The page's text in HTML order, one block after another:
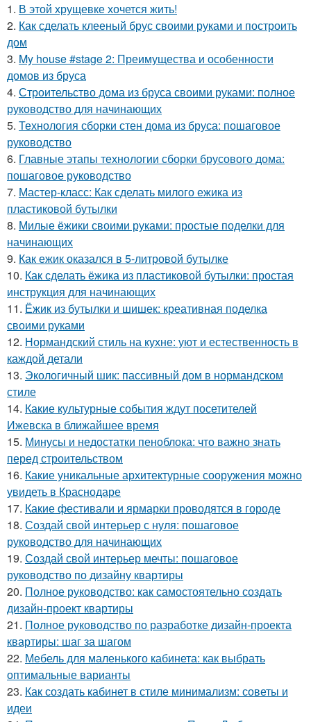
1. В этой хрущевке хочется жить!
2. Как сделать клееный брус своими руками и построить
дом
3. My house #stage 2: Преимущества и особенности
домов из бруса
4. Строительство дома из бруса своими руками: полное
руководство для начинающих
5. Технология сборки стен дома из бруса: пошаговое
руководство
6. Главные этапы технологии сборки брусового дома:
пошаговое руководство
7. Мастер-класс: Как сделать милого ежика из
пластиковой бутылки
8. Милые ёжики своими руками: простые поделки для
начинающих
9. Как ежик оказался в 5-литровой бутылке
10. Как сделать ёжика из пластиковой бутылки: простая
инструкция для начинающих
11. Ёжик из бутылки и шишек: креативная поделка
своими руками
12. Нормандский стиль на кухне: уют и естественность в
каждой детали
13. Экологичный шик: пассивный дом в нормандском
стиле
14. Какие культурные события ждут посетителей
Ижевска в ближайшее время
15. Минусы и недостатки пеноблока: что важно знать
перед строительством
16. Какие уникальные архитектурные сооружения можно
увидеть в Краснодаре
17. Какие фестивали и ярмарки проводятся в городе
18. Создай свой интерьер с нуля: пошаговое
руководство для начинающих
19. Создай свой интерьер мечты: пошаговое
руководство по дизайну квартиры
20. Полное руководство: как самостоятельно создать
дизайн-проект квартиры
21. Полное руководство по разработке дизайн-проекта
квартиры: шаг за шагом
22. Мебель для маленького кабинета: как выбрать
оптимальные варианты
23. Как создать кабинет в стиле минимализм: советы и
идеи